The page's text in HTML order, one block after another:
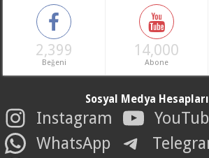
2,399
Beğeni
14,000
Abone
Sosyal Medya
Instagram
WhatsApp